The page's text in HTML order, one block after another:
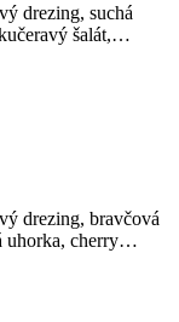
drezing, suchá
šalát,…
drezing, bravčová
uhorka, cherry…